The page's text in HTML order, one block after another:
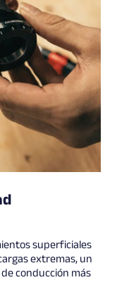
superficiales
extremas, un
conducción más